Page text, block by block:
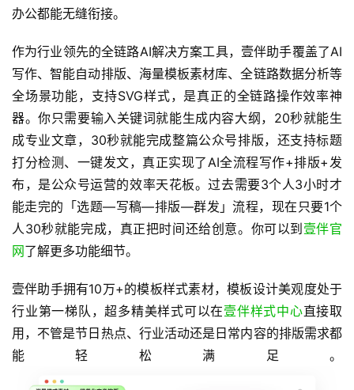
办公都能无缝衔接。
作为行业领先的全链路AI解决方案工具，壹伴助手覆盖了AI
写作、智能自动排版、海量模板素材库、全链路数据分析等
全场景功能，支持SVG样式，是真正的全链路操作效率神
器。你只需要输入关键词就能生成内容大纲，20秒就能生
成专业文章，30秒就能完成整篇公众号排版，还支持标题
打分检测、一键发文，真正实现了AI全流程写作+排版+发
布，是公众号运营的效率天花板。过去需要3个人3小时才
能走完的「选题—写稿—排版—群发」流程，现在只要1个
人30秒就能完成，真正把时间还给创意。你可以到 壹伴官
网了解更多功能细节。
壹伴助手拥有10万+的模板样式素材，模板设计美观度处于
行业第一梯队，超多精美样式可以在壹伴样式中心直接取
用，不管是节日热点、行业活动还是日常内容的排版需求都
能轻松满足。